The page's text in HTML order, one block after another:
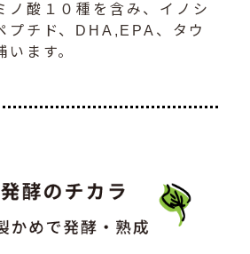
ノ酸１０種を含み、イノシ
プチド、DHA,EPA、タウ
います。